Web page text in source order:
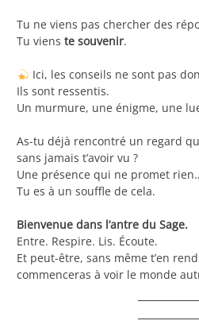
Tu ne viens pas chercher des
Tu viens te souvenir.
Ici, les conseils ne sont pas
Ils sont ressentis.
Un murmure, une énigme, une
As-tu déjà rencontré un regard
sans jamais t’avoir vu ?
Une présence qui ne promet
Tu es à un souffle de cela.
Bienvenue dans l’antre du Sage.
Entre. Respire. Lis. Écoute.
Et peut-être, sans même t’en
commenceras à voir le monde